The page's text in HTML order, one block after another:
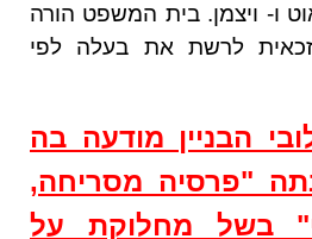
ו- ויצמן. בית המשפט הורה
לרשת את בעלה לפי
הבניין מודעה בה
"פרסיה מסריחה,
בשל מחלוקת על